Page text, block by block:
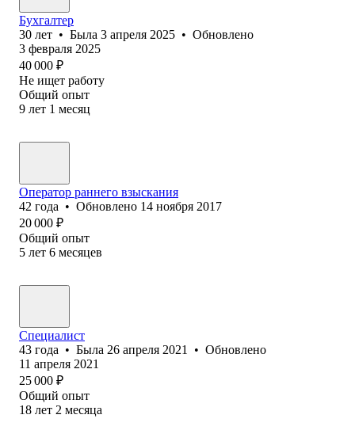
Бухгалтер
30 лет • Была 3 апреля 2025 • Обновлено
3 февраля 2025
40 000 ₽
Не ищет работу
Общий опыт
9 лет 1 месяц
Оператор раннего взыскания
42 года • Обновлено 14 ноября 2017
20 000 ₽
Общий опыт
5 лет 6 месяцев
Специалист
43 года • Была 26 апреля 2021 • Обновлено
11 апреля 2021
25 000 ₽
Общий опыт
18 лет 2 месяца